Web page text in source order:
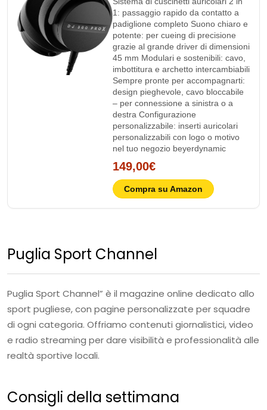
1: passaggio rapido da contatto a
padiglione completo Suono chiaro e
potente: per cueing di precisione
grazie al grande driver di dimensioni
45 mm Modulari e sostenibili: cavo,
imbottitura e archetto intercambiabili
Sempre pronte per accompagnarti:
design pieghevole, cavo bloccabile
– per connessione a sinistra o a
destra Configurazione
personalizzabile: inserti auricolari
personalizzabili con logo o motivo
nel tuo negozio beyerdynamic
149,00€
Compra su Amazon
Puglia Sport Channel
Puglia Sport Channel” è il magazine online dedicato allo
sport pugliese, con pagine personalizzate per squadre
di ogni categoria. Offriamo contenuti giornalistici, video
e radio streaming per dare visibilità e professionalità alle
realtà sportive locali.
Consigli della settimana